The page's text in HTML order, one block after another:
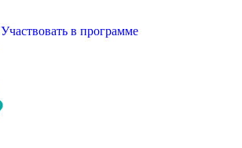
Участвовать в программе